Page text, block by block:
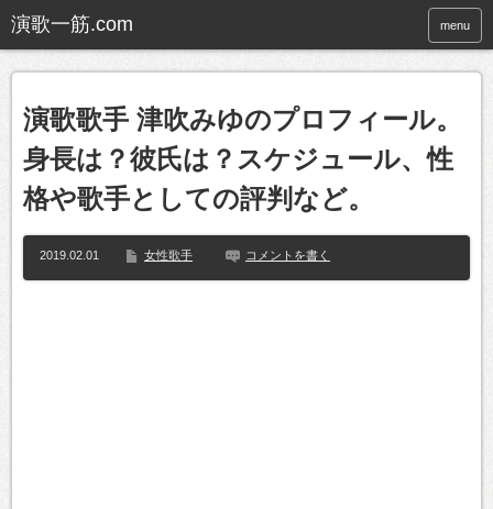
menu
演歌歌手 津吹みゆのプロフィール。
身長は？彼氏は？スケジュール、性
格や歌手としての評判など。
2019.02.01 女性歌手 コメントを書く